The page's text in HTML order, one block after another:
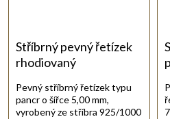
Stříbrný pevný řetízek
rhodiovaný
Pevný stříbrný řetízek typu
pancr o šířce 5,00 mm,
vyrobený ze stříbra 925/1000